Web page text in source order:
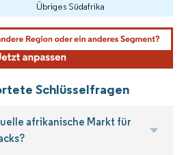
Übriges Südafrika
Schlüsselfragen
afrikanische Markt für